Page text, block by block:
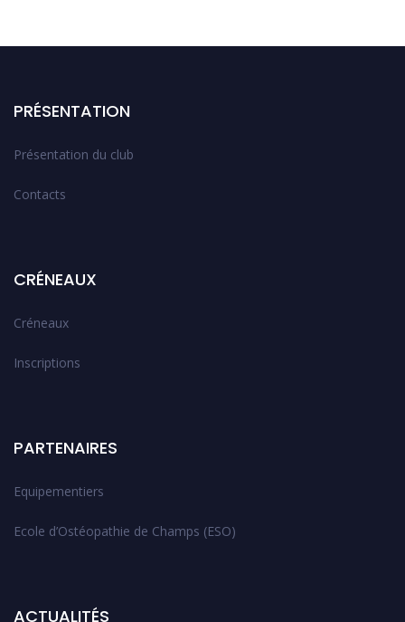
PRÉSENTATION
Présentation du club
Contacts
CRÉNEAUX
Créneaux
Inscriptions
PARTENAIRES
Equipementiers
Ecole d’Ostéopathie de Champs (ESO)
ACTUALITÉS